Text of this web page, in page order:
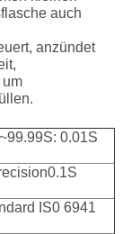
auch
anzündet
0.01S
IS0 6941